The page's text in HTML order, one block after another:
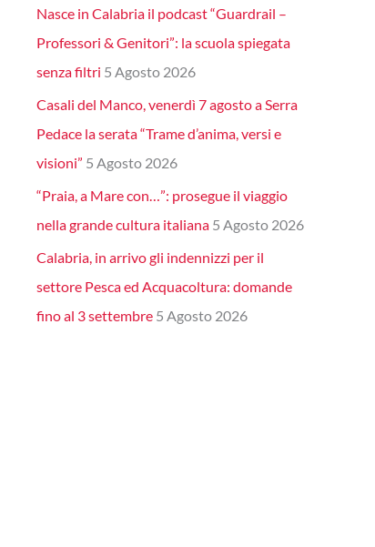
Nasce in Calabria il podcast “Guardrail –
Professori & Genitori”: la scuola spiegata
senza filtri 5 Agosto 2026
Casali del Manco, venerdì 7 agosto a Serra
Pedace la serata “Trame d’anima, versi e
visioni” 5 Agosto 2026
“Praia, a Mare con…”: prosegue il viaggio
nella grande cultura italiana 5 Agosto 2026
Calabria, in arrivo gli indennizzi per il
settore Pesca ed Acquacoltura: domande
fino al 3 settembre 5 Agosto 2026